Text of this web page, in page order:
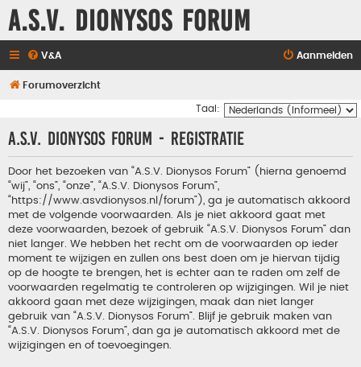
A.S.V. Dionysos Forum
V&A Aanmelden
Forumoverzicht
Taal:
A.S.V. Dionysos Forum - Registratie
Door het bezoeken van “A.S.V. Dionysos Forum” (hierna genoemd
“wij”, “ons”, “onze”, “A.S.V. Dionysos Forum”,
“https://www.asvdionysos.nl/forum”), ga je automatisch akkoord
met de volgende voorwaarden. Als je niet akkoord gaat met
deze voorwaarden, bezoek of gebruik “A.S.V. Dionysos Forum” dan
niet langer. We hebben het recht om de voorwaarden op ieder
moment te wijzigen en zullen ons best doen om je hiervan tijdig
op de hoogte te brengen, het is echter aan te raden om zelf de
voorwaarden regelmatig te controleren op wijzigingen. Wil je niet
akkoord gaan met deze wijzigingen, maak dan niet langer
gebruik van “A.S.V. Dionysos Forum”. Blijf je gebruik maken van
“A.S.V. Dionysos Forum”, dan ga je automatisch akkoord met de
wijzigingen en of toevoegingen.